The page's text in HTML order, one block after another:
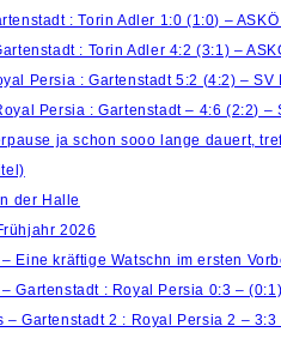
: Torin Adler 1:0 (1:0) –
: Torin Adler 4:2 (3:1) –
Persia : Gartenstadt 5:2 (4:2) – SV
Persia : Gartenstadt – 4:6 (2:2) –
ja schon sooo lange dauert,
der Halle
2026
Eine kräftige Watschn im ersten
Gartenstadt : Royal Persia 0:3 –
– Gartenstadt 2 : Royal Persia 2 – 3:3